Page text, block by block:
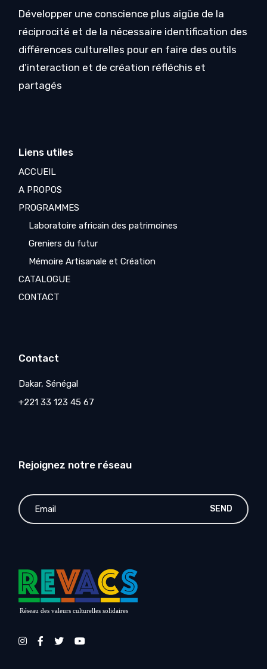
Développer une conscience plus aigüe de la
réciprocité et de la nécessaire identification des
différences culturelles pour en faire des outils
d’interaction et de création réfléchis et
partagés
Liens utiles
ACCUEIL
A PROPOS
PROGRAMMES
Laboratoire africain des patrimoines
Greniers du futur
Mémoire Artisanale et Création
CATALOGUE
CONTACT
Contact
Dakar, Sénégal
+221 33 123 45 67
Rejoignez notre réseau
SEND
Réseau des valeurs culturelles solidaires